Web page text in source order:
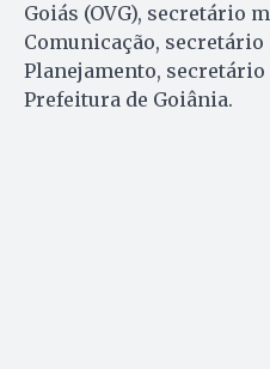
Goiás (OVG), secretário
Comunicação,
Planejamento, secretário
Prefeitura de Goiânia.